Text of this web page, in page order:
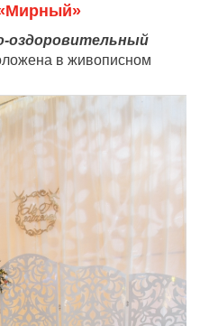
оздоровительный
в живописном